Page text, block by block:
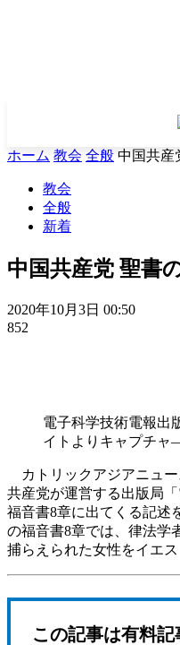
ホーム 教会 全般 中国共産
教会
全般
新着
中国共産党 聖書
2020年10月3日 00:50
852
電子科学技術電報出
イトよりキャプチャ
カトリックアジアニュ
共産党が運営する出版局
福音書8章に出てくる記
の福音書8章では、律法学
捕らえられた女性をイエス
この記事は有料記